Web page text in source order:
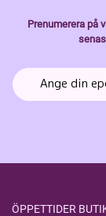
Prenumerera på
ÖPPETTIDER